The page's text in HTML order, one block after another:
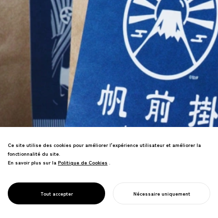
PROJECT
N'IMPORTE QUOI
traditionnel de tabliers a entraîné un
succès commercial mondial.
Ce site utilise des cookies pour améliorer l'expérience utilisateur et améliorer la
fonctionnalité du site.
En savoir plus sur la Politique de Cookies
Politique de Cookies .
Tout accepter Nécessaire uniquement